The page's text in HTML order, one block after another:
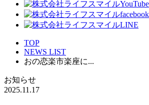
TOP
NEWS LIST
おの恋楽市楽座に...
お知らせ
2025.11.17